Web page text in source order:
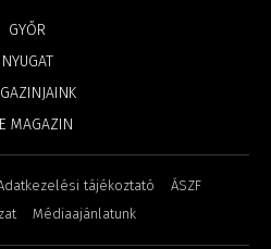
GYŐR
NYUGAT
MAGAZIN
tájékoztató
ÁSZF
Médiaajánlatunk